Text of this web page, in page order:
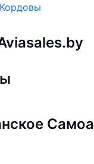
Самоа